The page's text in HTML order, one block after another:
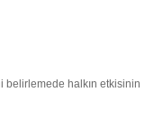
halkın etkisinin